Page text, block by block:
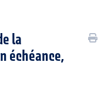
la
échéance,